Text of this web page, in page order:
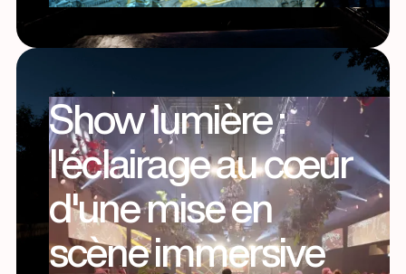
Show lumière :
l'éclairage au cœur
d'une mise en
scène immersive